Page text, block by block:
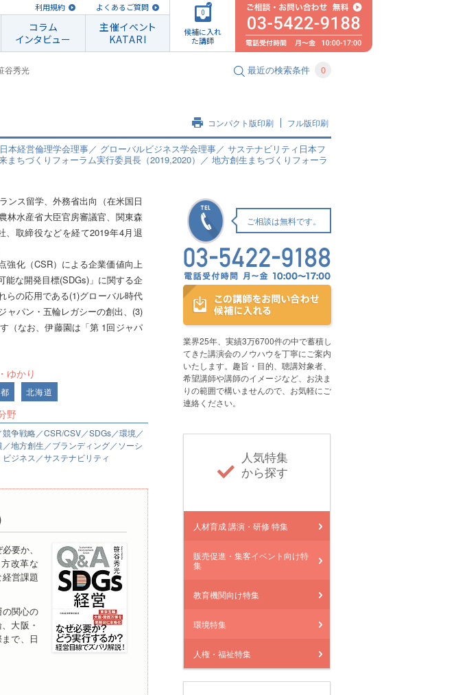
利用規約 よくあるご質問
コラム
インタビュー
主催イベント
KATARI
0
候補に入れ
た講師
谷秀光 最近の検索条件 0
コンパクト版印刷 フル版印刷
経営倫理学会理事／ グローバルビジネス学会理事／ サステナビリティ日本フ
ちづくりフォーラム実行委員長（2019,2020）／ 地方創生まちづくりフォーラ
ンス留学、外務省出向（在米国日
林水産省大臣官房審議官、関東森
、取締役などを経て2019年4月退
強化（CSR）による企業価値向上
能な開発目標(SDGs)」に関する企
らの応用である(1)グローバル時代
ャパン・五輪レガシーの創出、(3)
（なお、伊藤園は「第 1回ジャパ
ゆかり
北海道
野
競争戦略／CSR/CSV／SDGs／環境／
／地方創生／ブランディング／ソーシ
ビジネス／サステナビリティ
要か、
改革な
営課題
関心の
大阪・
で、日
ご相談は無料です。
業界25年、実績3万6700件の中で蓄積し
てきた講演会のノウハウを丁寧にご案内
いたします。趣旨・目的、聴講対象者、
希望講師や講師のイメージなど、お決ま
りの範囲で構いませんので、お気軽にご
連絡ください。
人気特集
から探す
人材育成 講演・研修 特集
販売促進・集客イベント向け特
集
教育機関向け特集
環境特集
人権・福祉特集